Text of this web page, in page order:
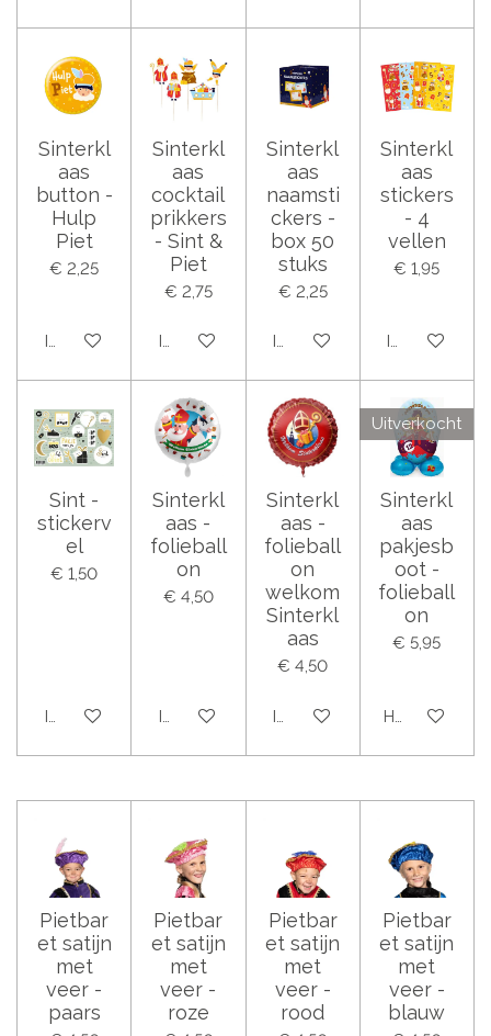
Sinterkl
aas
button -
Hulp
Piet
€ 2,25
In winkelwagen
Sinterkl
aas
cocktail
prikkers
- Sint &
Piet
€ 2,75
In winkelwagen
Sinterkl
aas
naamsti
ckers -
box 50
stuks
€ 2,25
In winkelwagen
Sinterkl
aas
stickers
- 4
vellen
€ 1,95
In
Sint -
stickerv
el
€ 1,50
In winkelwagen
Sinterkl
aas -
folieball
on
€ 4,50
In winkelwagen
Sinterkl
aas -
folieball
on
welkom
Sinterkl
aas
€ 4,50
In winkelwagen
Uitverkocht
Sinterkl
aas
pakjesb
oot -
folieball
on
€ 5,95
Houd mij op
Pietbar
et satijn
met
veer -
paars
Pietbar
et satijn
met
veer -
roze
Pietbar
et satijn
met
veer -
rood
Pietbar
et satijn
met
veer -
blauw